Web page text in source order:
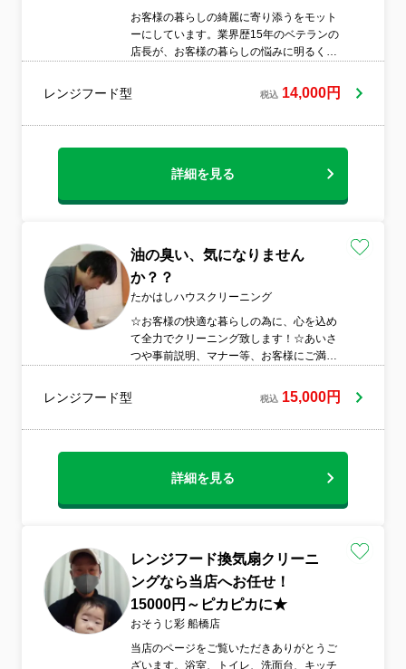
お客様の暮らしの綺麗に寄り添うをモット
ーにしています。業界歴15年のベテランの
店長が、お客様の暮らしの悩みに明るく笑
もお尋ねください。サポートします。
レンジフード型 税込 14,000円
詳細を見る
油の臭い、気になりません
か？？
たかはしハウスクリーニング
☆お客様の快適な暮らしの為に、心を込め
て全力でクリーニング致します！☆あいさ
つや事前説明、マナー等、お客様にご満足
ウスクリーニングやエアコンクリーニング
の研修会に参加し、知識・技術・マナーの
ています！
レンジフード型 税込 15,000円
詳細を見る
レンジフード換気扇クリーニ
ングなら当店へお任せ！
15000円～ピカピカに★
おそうじ彩 船橋店
当店のページをご覧いただきありがとうご
ざいます。浴室、トイレ、洗面台、キッチ